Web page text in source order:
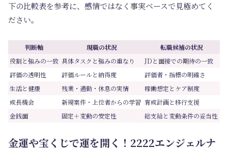
下の比較表を参考に、感情ではなく事実ベースで見極めてく
ださい。
判断軸 現職の状況
転職候補の状況
役割と強みの一致 具体タスクと強みの重なり
JDと面接での期待の一致
評価の透明性
評価ルールと納得度
評価者・指標の明確さ
生活と健康
残業・通勤・休息の実情
稼働想定とケア制度
成長機会
新規案件・上位者からの学習 育成計画と移行支援
金銭面
固定＋変動の安定性 総支給と変動条件の妥当性
金運や宝くじで運を開く！2222エンジェルナ